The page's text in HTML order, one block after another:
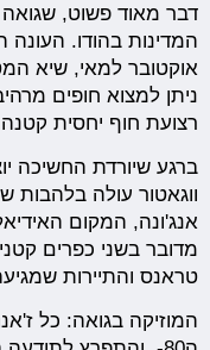
דבר מאוד פשוט,
המדינות בהודו. העונה
אוקטובר למאי, שיא
ניתן למצוא חופים
רצועת חוף יחסית
ברגע שיורדת החשיכה
ווגאטור עולה
אנג'ונה, המקום
מדובר בשני כפרים
טראנס והתיירות
המוזיקה בגואה: כל